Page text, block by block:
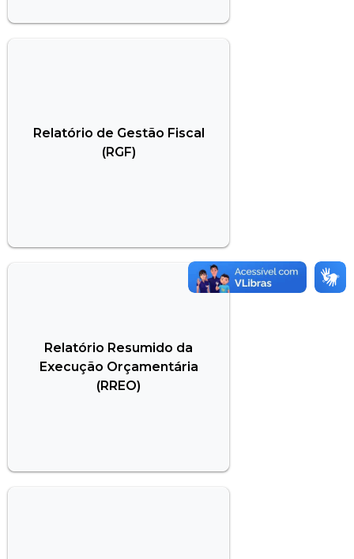
Relatório de Gestão Fiscal
(RGF)
Relatório Resumido da
Execução Orçamentária
(RREO)